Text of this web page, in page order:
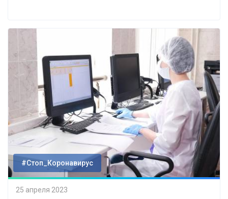
#Стоп_Коронавирус
25 апреля 2023